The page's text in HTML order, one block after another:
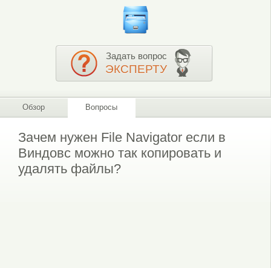
Задать вопрос
ЭКСПЕРТУ
Обзор Вопросы
Зачем нужен File Navigator если в
Виндовс можно так копировать и
удалять файлы?